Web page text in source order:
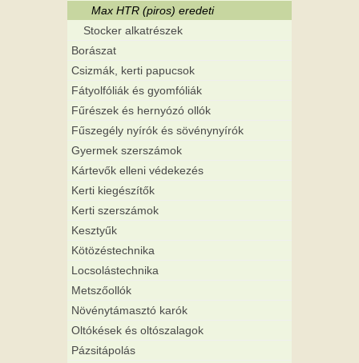
Max HTR (piros) eredeti
Stocker alkatrészek
Borászat
Csizmák, kerti papucsok
Fátyolfóliák és gyomfóliák
Fűrészek és hernyózó ollók
Fűszegély nyírók és sövénynyírók
Gyermek szerszámok
Kártevők elleni védekezés
Kerti kiegészítők
Kerti szerszámok
Kesztyűk
Kötözéstechnika
Locsolástechnika
Metszőollók
Növénytámasztó karók
Oltókések és oltószalagok
Pázsitápolás